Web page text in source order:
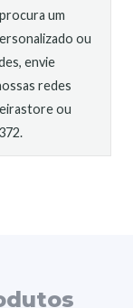
um
ou
envie
redes
ou